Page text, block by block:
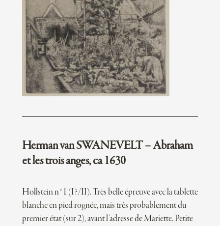
Herman van SWANEVELT – Abraham
et les trois anges, ca 1630
Hollstein n°1 (I?/II). Très belle épreuve avec la tablette
blanche en pied rognée, mais très probablement du
premier état (sur 2), avant l’adresse de Mariette. Petite